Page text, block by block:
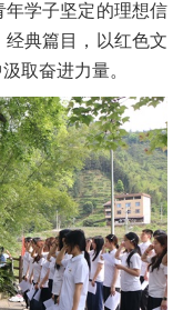
学子坚定的理想信
典篇目，以红色文
取奋进力量。